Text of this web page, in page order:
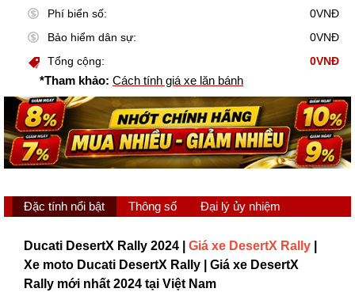
Phí biển số:
0VNĐ
Bảo hiểm dân sự:
0VNĐ
Tổng cộng:
0VNĐ
*Tham khảo: Cách tính giá xe lăn bánh
Đặc tính nổi bật Thông số Đại lý ủy nhiệm
Ducati DesertX Rally 2024 | Giá xe DesertX Rally
Xe moto Ducati DesertX Rally | Giá xe DesertX
Rally mới nhất 2024 tại Việt Nam